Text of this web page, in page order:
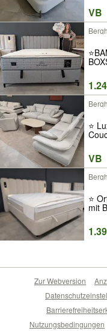
Bett
VB
ABC
⭐️
Bett
VB
⭐️
mit
Zur Webversion
Nutzungsbedingungen